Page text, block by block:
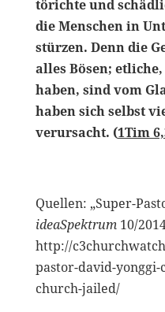
törichte und
die Menschen in
stürzen. Denn die
alles Bösen;
haben, sind vom
haben sich selbst
verursacht. (1Tim
Quellen: „Super-
ideaSpektrum10/
http://
pastor-david-
church-jailed/